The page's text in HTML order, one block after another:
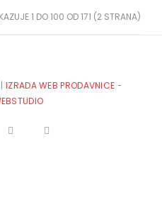
1 DO 100 OD 171 (2 STRANA)
|IZRADA WEB PRODAVNICE -